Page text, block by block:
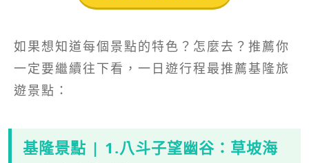
如果想知道每個景點的特色？怎麼去？推薦你
一定要繼續往下看，一日遊行程最推薦基隆旅
遊景點：
基隆景點 | 1.八斗子望幽谷：草坡海